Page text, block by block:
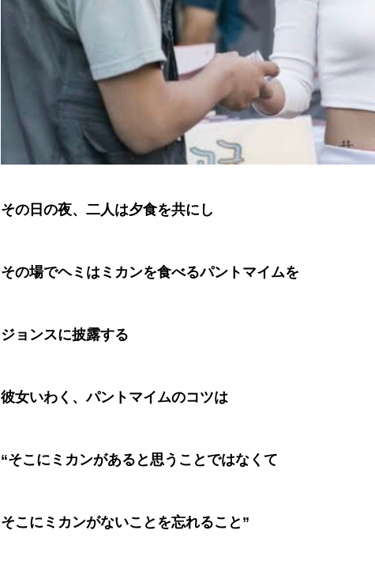
その日の夜、二人は夕食を共にし
その場でヘミはミカンを食べるパントマイムを
ジョンスに披露する
彼女いわく、パントマイムのコツは
“そこにミカンがあると思うことではなくて
そこにミカンがないことを忘れること ”